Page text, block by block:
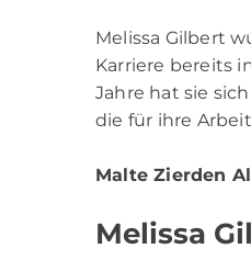
Melissa Gilbert
Karriere bereits
Jahre hat sie
die für ihre
Malte Zierden
Melissa